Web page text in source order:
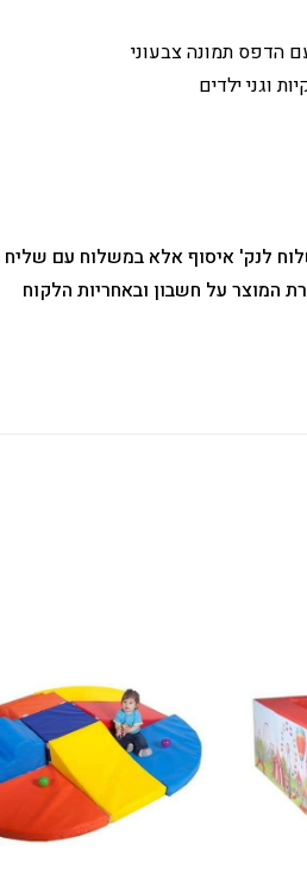
הדפס תמונה צבעוני
וגני ילדים
לנק' איסוף אלא במשלוח עם
המוצר על חשבון ובאחריות הלקוח